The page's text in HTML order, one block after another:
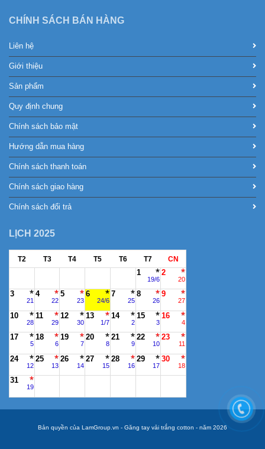
CHÍNH SÁCH BÁN HÀNG
Liên hệ
Giới thiệu
Sản phẩm
Quy định chung
Chính sách bảo mật
Hướng dẫn mua hàng
Chính sách thanh toán
Chính sách giao hàng
Chính sách đổi trả
LỊCH 2025
T2 T3 T4 T5 T6 T7 CN
1
19/6
2
20
3
21
4
22
5
23
6
24/6
7
25
8
26
9
27
10
28
11
29
12
30
13
1/7
14
2
15
3
16
4
17
5
18
6
19
7
20
8
21
9
22
10
23
11
24
12
25
13
26
14
27
15
28
16
29
17
30
18
31
19
Bản quyền của LamGroup.vn - Găng tay vải trắng cotton - năm 2026